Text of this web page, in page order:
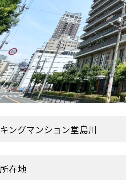
キングマンション堂島川
所在地